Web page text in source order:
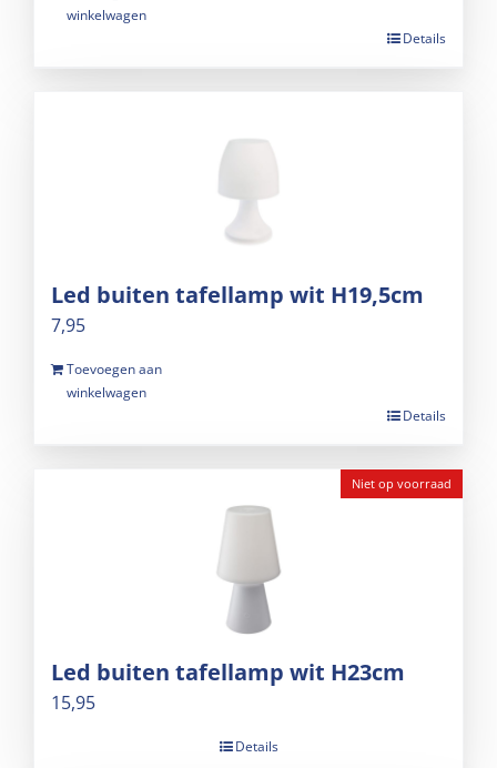
winkelwagen
Details
Led buiten tafellamp wit H19,5cm
7,95
Toevoegen aan
winkelwagen
Details
Niet op voorraad
Led buiten tafellamp wit H23cm
15,95
Details